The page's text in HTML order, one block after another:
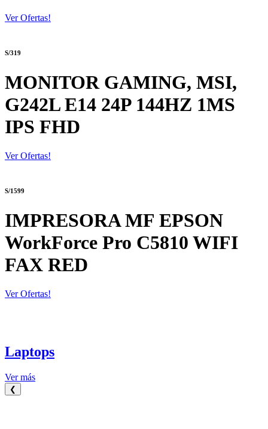
Ver Ofertas!
S/319
MONITOR GAMING, MSI,
G242L E14 24P 144HZ 1MS
IPS FHD
Ver Ofertas!
S/1599
IMPRESORA MF EPSON
WorkForce Pro C5810 WIFI
FAX RED
Ver Ofertas!
Laptops
Ver más
❮